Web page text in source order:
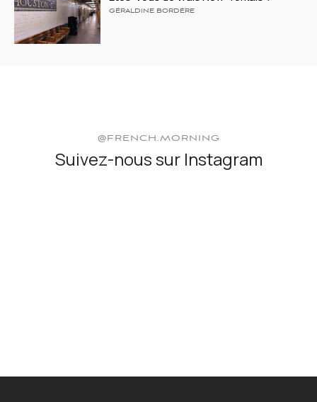
GÉRALDINE BORDÈRE
@FRENCH.MORNING
Suivez-nous sur Instagram